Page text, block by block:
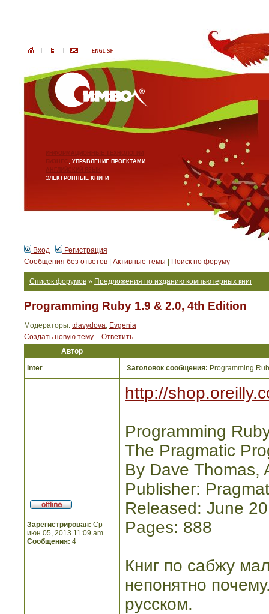
ИНФОРМАЦИОННЫЕ ТЕХНОЛОГИИ
БИЗНЕС, УПРАВЛЕНИЕ ПРОЕКТАМИ
АНГЛИЙСКИЙ ЯЗЫК
ЭЛЕКТРОННЫЕ КНИГИ
Вход
Регистрация
Сообщения без ответов
Активные темы Поиск по форуму
Список форумов » Предложения по изданию компьютерных книг
Programming Ruby 1.9 & 2.0, 4th Edition
Модераторы: tdavydova, Evgenia
Создать новую тему
Ответить
Автор
inter
Заголовок сообщения: Programming
Зарегистрирован: Ср
июн 05, 2013 11:09 am
Сообщения: 4
http://
Programming
The Pragmatic
By Dave Thomas,
Publisher:
Released: June
Pages: 888
Книг по сабжу
непонятно
русском.